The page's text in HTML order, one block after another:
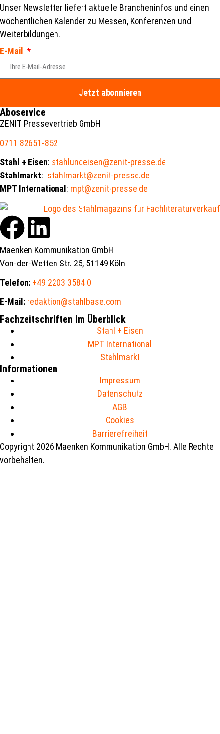
Unser Newsletter liefert aktuelle Brancheninfos und einen
wöchentlichen Kalender zu Messen, Konferenzen und
Weiterbildungen.
E-Mail
Jetzt abonnieren
Aboservice
ZENIT Pressevertrieb GmbH
0711 82651-852
Stahl + Eisen: stahlundeisen@zenit-presse.de
Stahlmarkt: stahlmarkt@zenit-presse.de
MPT International : mpt@zenit-presse.de
Maenken Kommunikation GmbH
Von-der-Wetten Str. 25, 51149 Köln
Telefon: +49 2203 3584 0
E-Mail: redaktion@stahlbase.com
Fachzeitschriften im Überblick
Stahl + Eisen
MPT International
Stahlmarkt
Informationen
Impressum
Datenschutz
AGB
Cookies
Barrierefreiheit
Copyright 2026 Maenken Kommunikation GmbH. Alle Rechte
vorbehalten.